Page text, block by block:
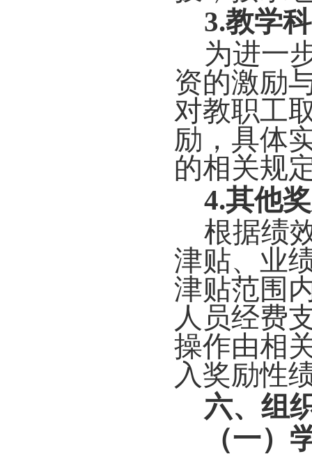
3.教学
为进一
资的激励
对教职工
励，具体
的相关规
4.其他
根据绩
津贴、业
津贴范围
人员经费
操作由相
入奖励性
六、组
（一）